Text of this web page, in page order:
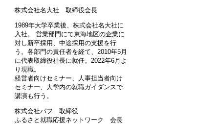
株式会社名大社 取締役会長
1989年大学卒業後、株式会社名大社に
入社。 営業部門にて東海地区の企業に
対し新卒採用、中途採用の支援を行
う。各部門の責任者を経て、2010年5月
に代表取締役社長に就任。2022年6月よ
り現職。
経営者向けセミナー、人事担当者向け
セミナー、大学内の就職ガイダンスで
講演も行う。
株式会社パフ 取締役
ふるさと就職応援ネットワーク 会長